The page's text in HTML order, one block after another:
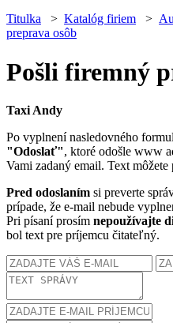
Titulka > Katalóg firiem >
preprava osôb
Pošli firemný
Taxi Andy
Po vyplnení nasledovného
"Odoslať", ktoré odošle www
Vami zadaný email. Text
Pred odoslaním si preverte
prípade, že e-mail nebude
Pri písaní prosím nepoužívajte
bol text pre príjemcu čitateľný.